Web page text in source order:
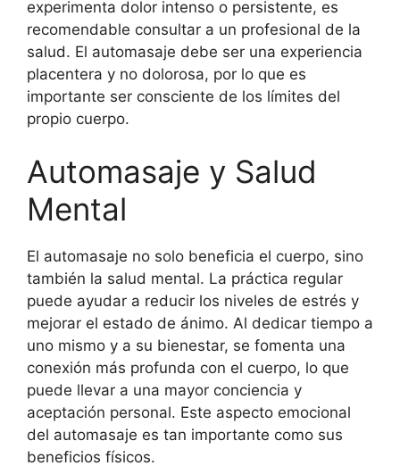
experimenta dolor intenso o persistente, es
recomendable consultar a un profesional de la
salud. El automasaje debe ser una experiencia
placentera y no dolorosa, por lo que es
importante ser consciente de los límites del
propio cuerpo.
Automasaje y Salud
Mental
El automasaje no solo beneficia el cuerpo, sino
también la salud mental. La práctica regular
puede ayudar a reducir los niveles de estrés y
mejorar el estado de ánimo. Al dedicar tiempo a
uno mismo y a su bienestar, se fomenta una
conexión más profunda con el cuerpo, lo que
puede llevar a una mayor conciencia y
aceptación personal. Este aspecto emocional
del automasaje es tan importante como sus
beneficios físicos.